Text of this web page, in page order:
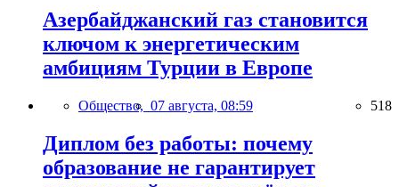
Азербайджанский газ становится
ключом к энергетическим
амбициям Турции в Европе
Общество, 07 августа, 08:59 518
Диплом без работы: почему
образование не гарантирует